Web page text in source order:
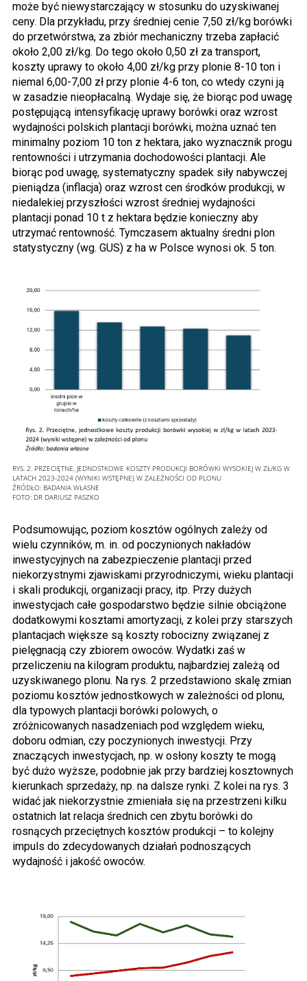
może być niewystarczający w stosunku do uzyskiwanej
ceny. Dla przykładu, przy średniej cenie 7,50 zł/kg borówki
do przetwórstwa, za zbiór mechaniczny trzeba zapłacić
około 2,00 zł/kg. Do tego około 0,50 zł za transport,
koszty uprawy to około 4,00 zł/kg przy plonie 8-10 ton i
niemal 6,00-7,00 zł przy plonie 4-6 ton, co wtedy czyni ją
w zasadzie nieopłacalną. Wydaje się, że biorąc pod uwagę
postępującą intensyfikację uprawy borówki oraz wzrost
wydajności polskich plantacji borówki, można uznać ten
minimalny poziom 10 ton z hektara, jako wyznacznik progu
rentowności i utrzymania dochodowości plantacji. Ale
biorąc pod uwagę, systematyczny spadek siły nabywczej
pieniądza (inflacja) oraz wzrost cen środków produkcji, w
niedalekiej przyszłości wzrost średniej wydajności
plantacji ponad 10 t z hektara będzie konieczny aby
utrzymać rentowność. Tymczasem aktualny średni plon
statystyczny (wg. GUS) z ha w Polsce wynosi ok. 5 ton.
RYS. 2. PRZECIĘTNE, JEDNOSTKOWE KOSZTY PRODUKCJI BORÓWKI WYSOKIEJ W ZŁ/KG W
LATACH 2023-2024 (WYNIKI WSTĘPNE) W ZALEŻNOŚCI OD PLONU
ŹRÓDŁO: BADANIA WŁASNE
FOTO: DR DARIUSZ PASZKO
Podsumowując, poziom kosztów ogólnych zależy od
wielu czynników, m. in. od poczynionych nakładów
inwestycyjnych na zabezpieczenie plantacji przed
niekorzystnymi zjawiskami przyrodniczymi, wieku plantacji
i skali produkcji, organizacji pracy, itp. Przy dużych
inwestycjach całe gospodarstwo będzie silnie obciążone
dodatkowymi kosztami amortyzacji, z kolei przy starszych
plantacjach większe są koszty robocizny związanej z
pielęgnacją czy zbiorem owoców. Wydatki zaś w
przeliczeniu na kilogram produktu, najbardziej zależą od
uzyskiwanego plonu. Na rys. 2 przedstawiono skalę zmian
poziomu kosztów jednostkowych w zależności od plonu,
dla typowych plantacji borówki polowych, o
zróżnicowanych nasadzeniach pod względem wieku,
doboru odmian, czy poczynionych inwestycji. Przy
znaczących inwestycjach, np. w osłony koszty te mogą
być dużo wyższe, podobnie jak przy bardziej kosztownych
kierunkach sprzedaży, np. na dalsze rynki. Z kolei na rys. 3
widać jak niekorzystnie zmieniała się na przestrzeni kilku
ostatnich lat relacja średnich cen zbytu borówki do
rosnących przeciętnych kosztów produkcji – to kolejny
impuls do zdecydowanych działań podnoszących
wydajność i jakość owoców.